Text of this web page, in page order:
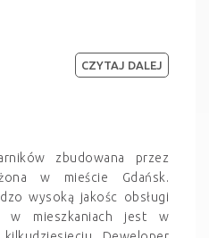
zbudowana przez
w mieście Gdańsk.
wysoką jakośc obsługi
w mieszkaniach jest w
CZYTAJ DALEJ